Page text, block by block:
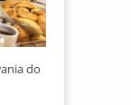
do